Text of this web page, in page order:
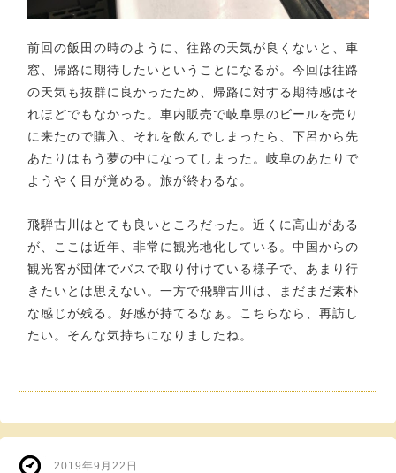
前回の飯田の時のように、往路の天気が良くないと、車
窓、帰路に期待したいということになるが。今回は往路
の天気も抜群に良かったため、帰路に対する期待感はそ
れほどでもなかった。車内販売で岐阜県のビールを売り
に来たので購入、それを飲んでしまったら、下呂から先
あたりはもう夢の中になってしまった。岐阜のあたりで
ようやく目が覚める。旅が終わるな。
飛騨古川はとても良いところだった。近くに高山がある
が、ここは近年、非常に観光地化している。中国からの
観光客が団体でバスで取り付けている様子で、あまり行
きたいとは思えない。一方で飛騨古川は、まだまだ素朴
な感じが残る。好感が持てるなぁ。こちらなら、再訪し
たい。そんな気持ちになりましたね。
2019年9月22日